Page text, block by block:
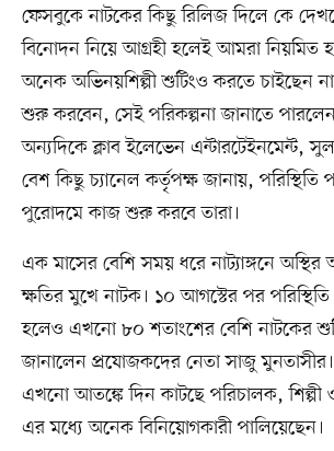
ফেসবুকে নাটকের কিছু রিলিজ দিলে কে
বিনোদন নিয়ে আগ্রহী হলেই আমরা নিয়মিত
অনেক অভিনয়শিল্পী শুটিংও করতে চাইছেন
শুরু করবেন, সেই পরিকল্পনা জানাতে পারলেন
অন্যদিকে ক্লাব ইলেভেন এন্টারটেইনমেন্ট,
বেশ কিছু চ্যানেল কর্তৃপক্ষ জানায়, পরিস্থিতি
পুরোদমে কাজ শুরু করবে তারা।
এক মাসের বেশি সময় ধরে নাট্যাঙ্গনে অস্থির
ক্ষতির মুখে নাটক। ১০ আগস্টের পর পরিস্থিতি
হলেও এখনো ৮০ শতাংশের বেশি নাটকের
জানালেন প্রযোজকদের নেতা সাজু
এখনো আতঙ্কে দিন কাটছে পরিচালক,
এর মধ্যে অনেক বিনিয়োগকারী পালিয়েছেন।